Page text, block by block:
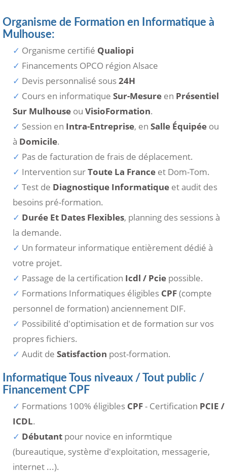
Organisme de Formation en Informatique à
Mulhouse:
Organisme certifié Qualiopi
Financements OPCO région Alsace
Devis personnalisé sous24H
Cours en informatique Sur-Mesure en Présentiel
Sur Mulhouse ou VisioFormation.
Session en Intra-Entreprise, en Salle Équipée ou
à Domicile.
Pas de facturation de frais de déplacement.
Intervention surToute La France et Dom-Tom.
Test de Diagnostique Informatique et audit des
besoins pré-formation.
Durée Et Dates Flexibles, planning des sessions à
la demande.
Un formateur informatique entièrement dédié à
votre projet.
Passage de la certification Icdl / Pcie possible.
Formations Informatiques éligibles CPF(compte
personnel de formation) anciennement DIF.
Possibilité d'optimisation et de formation sur vos
propres fichiers.
Audit de Satisfaction post-formation.
Informatique Tous niveaux / Tout public /
Financement CPF
Formations 100% éligibles CPF- Certification PCIE /
ICDL.
Débutant pour novice en informtique
(bureautique, système d'exploitation, messagerie,
internet ...).